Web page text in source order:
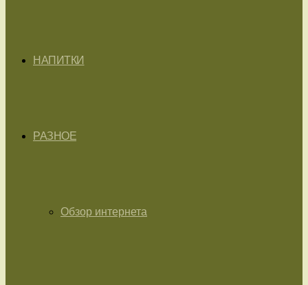
НАПИТКИ
РАЗНОЕ
Обзор интернета